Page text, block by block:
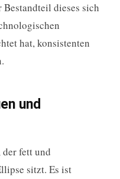
dieses sich
hat, konsistenten
und
der fett und
sitzt. Es ist